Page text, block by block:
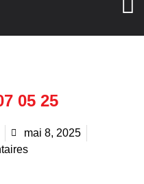
05 25
mai 8, 2025